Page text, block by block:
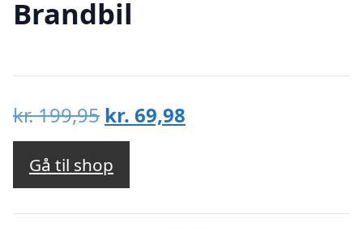
Brandbil
kr.199,95 Den
oprindelige
pris
var:
kr. 199,95.
kr. 69,98
kr. 69,98.
Gå til shop